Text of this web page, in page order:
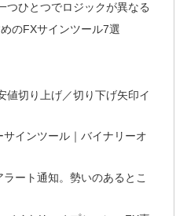
つひとつでロジックが異なる
のFXサインツール7選
値切り上げ／切り下げ矢印イ
インツール｜バイナリーオ
ート通知。勢いのあるとこ